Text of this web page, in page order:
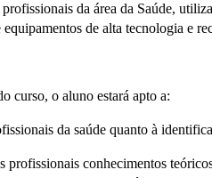
da área da Saúde,
de alta tecnologia e
curso, o aluno estará apto a:
da saúde quanto à
conhecimentos teóricos